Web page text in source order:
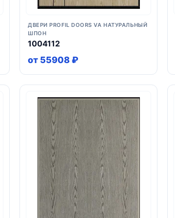
ДВЕРИ PROFIL DOORS VA НАТУРАЛЬНЫЙ
ШПОН
1004112
от 55908 ₽